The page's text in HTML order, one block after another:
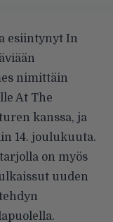
esiintynyt In
nimittäin
At The
kanssa, ja
14. joulukuuta.
on myös
uuden